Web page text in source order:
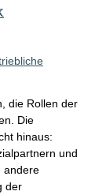
die Rollen der
Die
hinaus:
und
andere
der